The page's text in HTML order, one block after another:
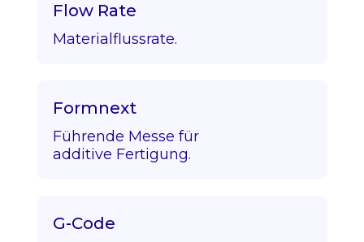
Flow Rate
Materialflussrate.
Formnext
Führende Messe für
additive Fertigung.
G-Code